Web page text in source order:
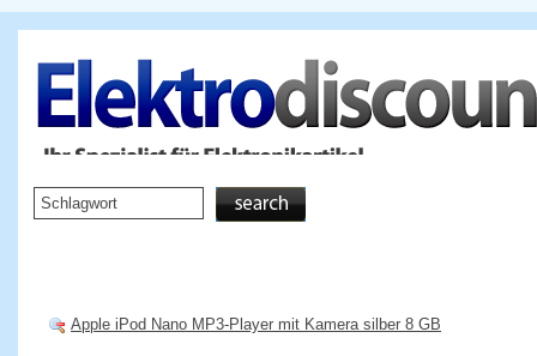
Apple iPod Nano MP3-Player mit Kamera silber 8 GB